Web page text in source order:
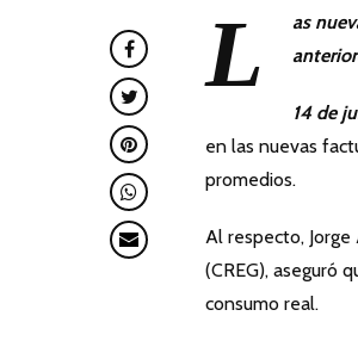
L
as
14 de
en las nuevas
promedios.
Al respecto,
(CREG), aseguró
consumo real.